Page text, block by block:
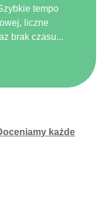
tempo
liczne
brak czasu...